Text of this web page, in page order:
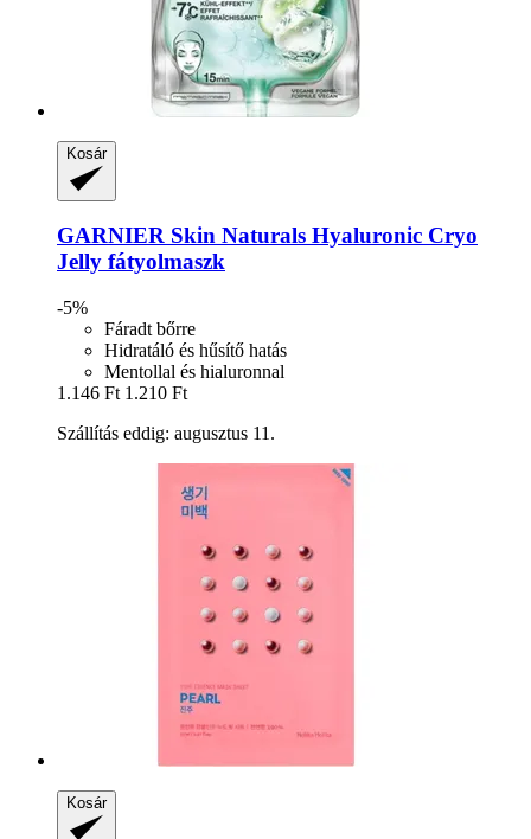
Kosár
GARNIER Skin Naturals Hyaluronic Cryo
Jelly fátyolmaszk
-5%
Fáradt bőrre
Hidratáló és hűsítő hatás
Mentollal és hialuronnal
1.146 Ft 1.210 Ft
Szállítás eddig: augusztus 11.
Kosár